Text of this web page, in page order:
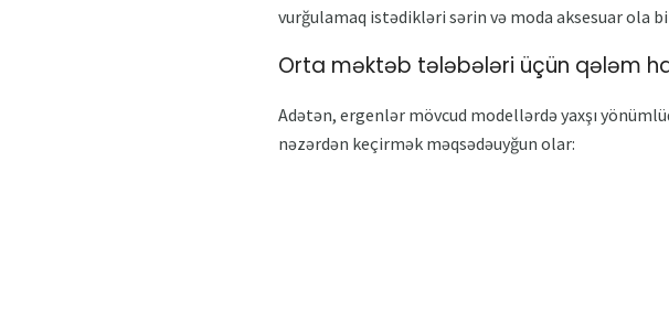
vurğulamaq istədikləri sərin və moda aksesuar ola
Orta məktəb tələbələri üçün qələm
Adətən, ergenlər mövcud modellərdə yaxşı
nəzərdən keçirmək məqsədəuyğun olar: